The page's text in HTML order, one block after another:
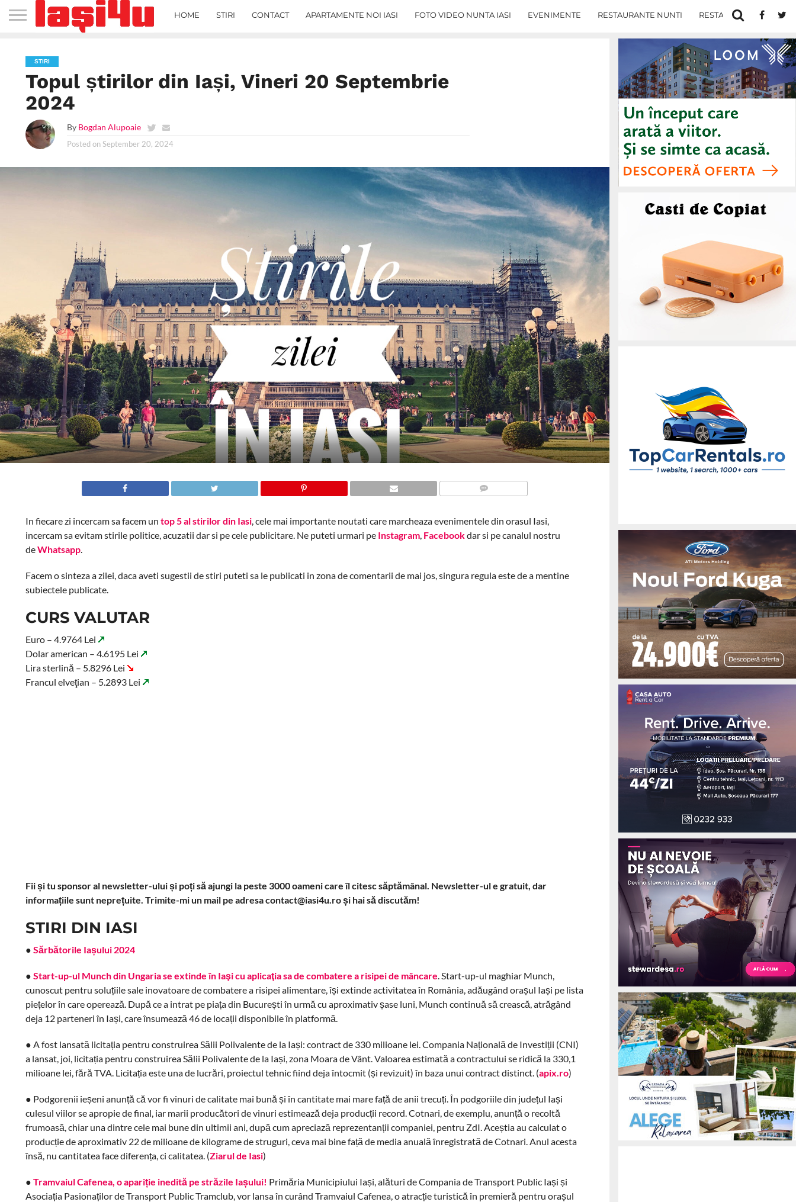
HOME STIRI CONTACT APARTAMENTE NOI IASI FOTO VIDEO NUNTA IASI EVENIMENTE RESTAURANTE NUNTI RESTAURANTE IN IASI
STIRI
Topul știrilor din Iași, Vineri 20 Septembrie
2024
By Bogdan Alupoaie
Posted onSeptember 20, 2024
In fiecare zi incercam sa facem un top 5 al stirilor din Iasi, cele mai importante noutati care marcheaza evenimentele din orasul Iasi,
incercam sa evitam stirile politice, acuzatii dar si pe cele publicitare. Ne puteti urmari pe Instagram, Facebookdar si pe canalul nostru
deWhatsapp.
Facem o sinteza a zilei, daca aveti sugestii de stiri puteti sa le publicati in zona de comentarii de mai jos, singura regula este de a mentine
subiectele publicate.
CURS VALUTAR
Euro – 4.9764 Lei
Dolar american – 4.6195 Lei
Lira sterlină – 5.8296 Lei
Francul elveţian – 5.2893 Lei
Fii și tu sponsor al newsletter-ului și poți să ajungi la peste 3000 oameni care îl citesc săptămânal. Newsletter-ul e gratuit, dar
informațiile sunt neprețuite. Trimite-mi un mail pe adresa contact@iasi4u.ro și hai să discutăm!
STIRI DIN IASI
● Sărbătorile Iașului 2024
● Start-up-ul Munch din Ungaria se extinde în Iaşi cu aplicaţia sa de combatere a risipei de mâncare. Start-up-ul maghiar Munch,
cunoscut pentru soluțiile sale inovatoare de combatere a risipei alimentare, își extinde activitatea în România, adăugând orașul Iași pe lista
piețelor în care operează. După ce a intrat pe piața din București în urmă cu aproximativ șase luni, Munch continuă să crească, atrăgând
deja 12 parteneri în Iași, care însumează 46 de locații disponibile în platformă.
● A fost lansată licitația pentru construirea Sălii Polivalente de la Iași: contract de 330 milioane lei. Compania Națională de Investiții (CNI)
a lansat, joi, licitația pentru construirea Sălii Polivalente de la Iași, zona Moara de Vânt. Valoarea estimată a contractului se ridică la 330,1
milioane lei, fără TVA. Licitația este una de lucrări, proiectul tehnic fiind deja întocmit (și revizuit) în baza unui contract distinct. (apix.ro)
● Podgorenii ieșeni anunță că vor fi vinuri de calitate mai bună și în cantitate mai mare față de anii trecuți. În podgoriile din județul Iași
culesul viilor se apropie de final, iar marii producători de vinuri estimează deja producții record. Cotnari, de exemplu, anunță o recoltă
frumoasă, chiar una dintre cele mai bune din ultimii ani, după cum apreciază reprezentanții companiei, pentru ZdI. Aceștia au calculat o
producție de aproximativ 22 de milioane de kilograme de struguri, ceva mai bine față de media anuală înregistrată de Cotnari. Anul acesta
însă, nu cantitatea face diferența, ci calitatea. (Ziarul de Iasi)
● Tramvaiul Cafenea, o apariție inedită pe străzile Iașului! Primăria Municipiului Iași, alături de Compania de Transport Public Iași și
Asociația Pasionaților de Transport Public Tramclub, vor lansa în curând Tramvaiul Cafenea, o atracție turistică în premieră pentru orașul